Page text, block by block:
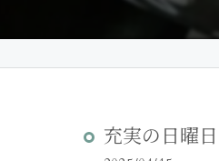
充実の日曜日